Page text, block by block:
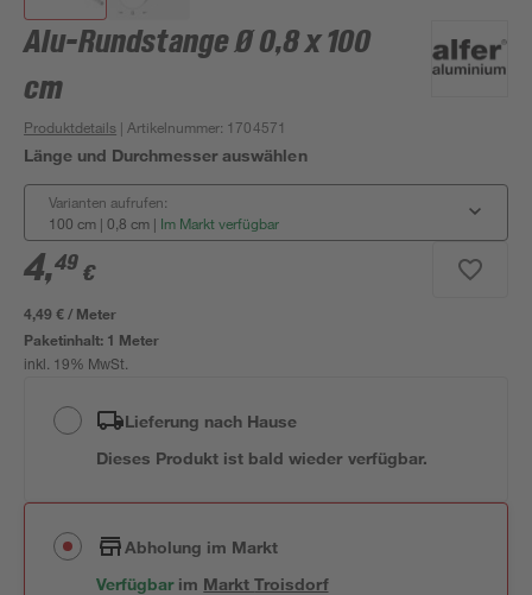
Alu-Rundstange Ø 0,8 x 100
cm
Produktdetails | Artikelnummer: 1704571
Länge und Durchmesser auswählen
Varianten aufrufen:
100 cm | 0,8 cm | Im Markt verfügbar
4,49 €
4,49 € / Meter
Paketinhalt: 1 Meter
inkl. 19% MwSt.
Lieferung nach Hause
Dieses Produkt ist bald wieder verfügbar.
Abholung im Markt
Verfügbar im MarktTroisdorf